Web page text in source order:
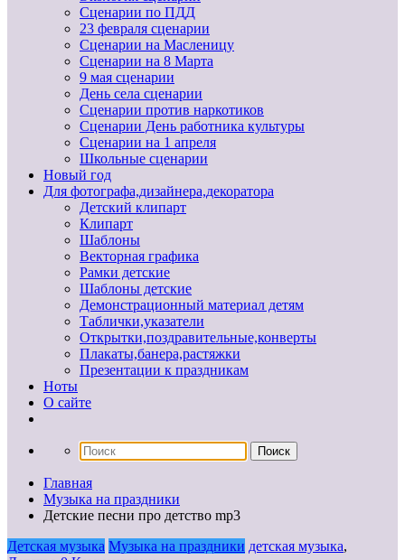
Сценарии по ПДД
23 февраля сценарии
Сценарии на Масленицу
Сценарии на 8 Марта
9 мая сценарии
День села сценарии
Сценарии против наркотиков
Сценарии День работника культуры
Сценарии на 1 апреля
Школьные сценарии
Новый год
Для фотографа,дизайнера,декоратора
Детский клипарт
Клипарт
Шаблоны
Векторная графика
Рамки детские
Шаблоны детские
Демонстрационный материал детям
Таблички,указатели
Открытки,поздравительные,конверты
Плакаты,банера,растяжки
Презентации к праздникам
Ноты
О сайте
Главная
Музыка на праздники
Детские песни про детство mp3
Детская музыка Музыка на праздники детская музыка,